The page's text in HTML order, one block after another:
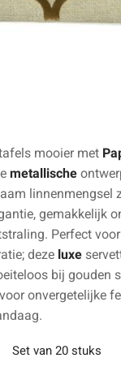
mooier met
metallische
linnenmengsel
gemakkelijk
Perfect
deze luxe
bij gouden
onvergetelijke
Set van 20 stuks